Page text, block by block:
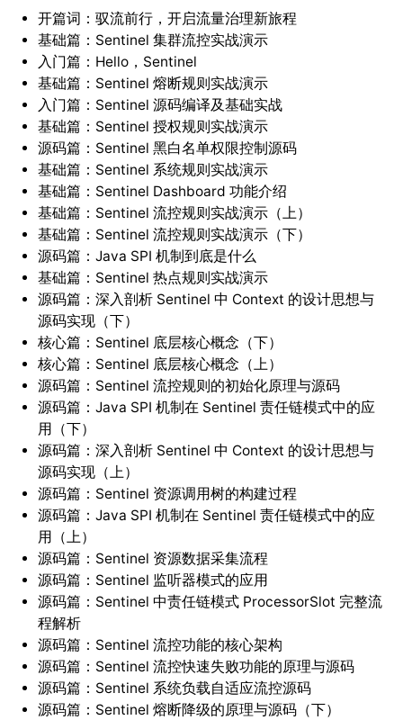
开篇词：驭流前行，开启流量治理新旅程
基础篇：Sentinel 集群流控实战演示
入门篇：Hello，Sentinel
基础篇：Sentinel 熔断规则实战演示
入门篇：Sentinel 源码编译及基础实战
基础篇：Sentinel 授权规则实战演示
源码篇：Sentinel 黑白名单权限控制源码
基础篇：Sentinel 系统规则实战演示
基础篇：Sentinel Dashboard 功能介绍
基础篇：Sentinel 流控规则实战演示（上）
基础篇：Sentinel 流控规则实战演示（下）
源码篇：Java SPI 机制到底是什么
基础篇：Sentinel 热点规则实战演示
源码篇：深入剖析 Sentinel 中 Context 的设计思想与
源码实现（下）
核心篇：Sentinel 底层核心概念（下）
核心篇：Sentinel 底层核心概念（上）
源码篇：Sentinel 流控规则的初始化原理与源码
源码篇：Java SPI 机制在 Sentinel 责任链模式中的应
用（下）
源码篇：深入剖析 Sentinel 中 Context 的设计思想与
源码实现（上）
源码篇：Sentinel 资源调用树的构建过程
源码篇：Java SPI 机制在 Sentinel 责任链模式中的应
用（上）
源码篇：Sentinel 资源数据采集流程
源码篇：Sentinel 监听器模式的应用
源码篇：Sentinel 中责任链模式 ProcessorSlot 完整流
程解析
源码篇：Sentinel 流控功能的核心架构
源码篇：Sentinel 流控快速失败功能的原理与源码
源码篇：Sentinel 系统负载自适应流控源码
源码篇：Sentinel 熔断降级的原理与源码（下）